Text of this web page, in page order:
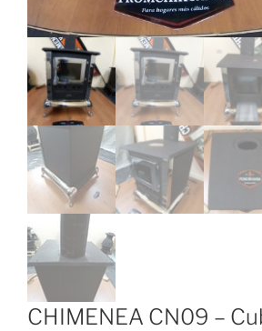
CHIMENEA CN09 –